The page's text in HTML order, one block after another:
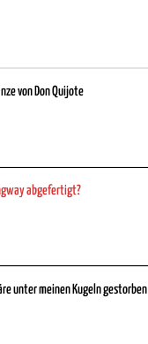
von Don Quijote
abgefertigt?
unter meinen Kugeln gestorben